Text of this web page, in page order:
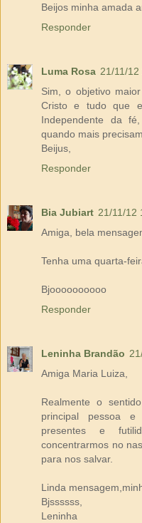
Beijos minha amada
Responder
Luma Rosa 21/11/12
Sim, o objetivo
Cristo e tudo que
Independente da
quando mais
Beijus,
Responder
Bia Jubiart 21/11/12
Amiga, bela
Tenha uma quarta-
Bjoooooooooo
Responder
Leninha Brandão
Amiga Maria Luiza,
Realmente o
principal pessoa
presentes e
concentrarmos no
para nos salvar.
Linda
Bjssssss,
Leninha